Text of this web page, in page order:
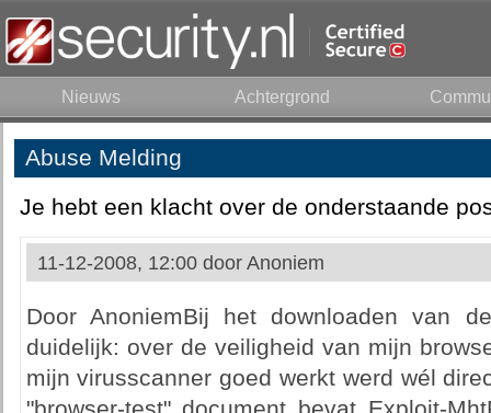
Nieuws Achtergrond
Abuse Melding
Je hebt een klacht over de onderstaande
11-12-2008, 12:00 door Anoniem
Door AnoniemBij het downloaden van
duidelijk: over de veiligheid van mijn
mijn virusscanner goed werkt werd wél